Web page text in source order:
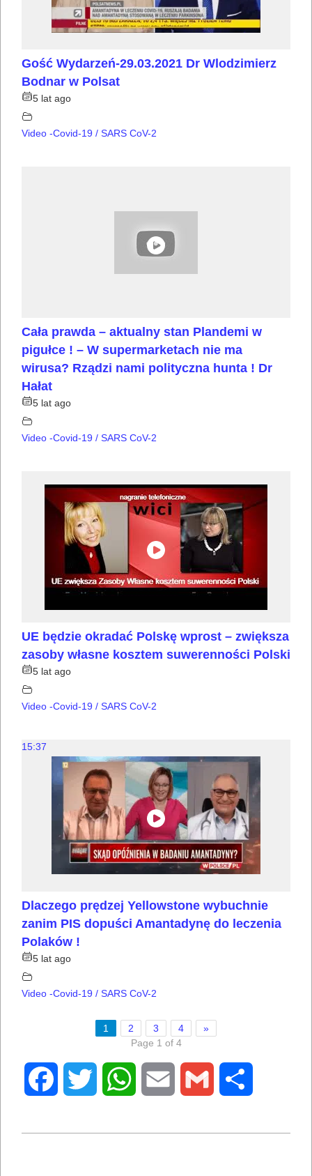
Gość Wydarzeń-29.03.2021 Dr Wlodzimierz
Bodnar w Polsat
5 lat ago
Video -Covid-19 / SARS CoV-2
Cała prawda – aktualny stan Plandemi w
pigułce ! – W supermarketach nie ma
wirusa? Rządzi nami polityczna hunta ! Dr
Hałat
5 lat ago
Video -Covid-19 / SARS CoV-2
UE będzie okradać Polskę wprost – zwiększa
zasoby własne kosztem suwerenności Polski
5 lat ago
Video -Covid-19 / SARS CoV-2
15:37
Dlaczego prędzej Yellowstone wybuchnie
zanim PIS dopuści Amantadynę do leczenia
Polaków !
5 lat ago
Video -Covid-19 / SARS CoV-2
1 2 3 4
»
Page 1 of 4